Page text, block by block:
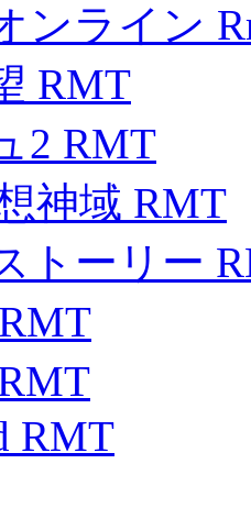
ンライン
RMT
2 RMT
神域 RMT
トーリー
RMT